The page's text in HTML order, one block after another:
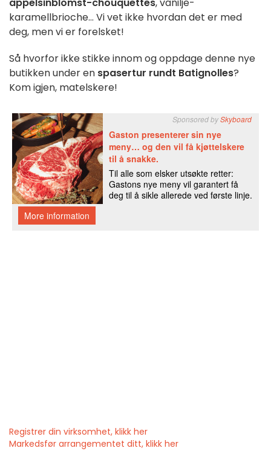
appelsinblomst-chouquettes, vanilje-
karamellbrioche... Vi vet ikke hvordan det er med
deg, men vi er forelsket!
Så hvorfor ikke stikke innom og oppdage denne nye
butikken under en spasertur rundt Batignolles?
Kom igjen, matelskere!
Registrer din virksomhet, klikk her
Markedsfør arrangementet ditt, klikk her